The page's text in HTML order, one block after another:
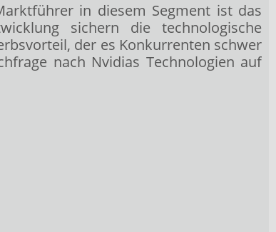
in diesem Segment ist das
sichern die technologische
der es Konkurrenten schwer
nach Nvidias Technologien auf